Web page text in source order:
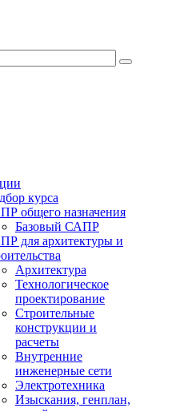
курса
общего назначения
Базовый САПР
для архитектуры и
Архитектура
Технологическое
проектирование
Строительные
конструкции и
расчеты
Внутренние
инженерные сети
Электротехника
Изыскания, генплан,